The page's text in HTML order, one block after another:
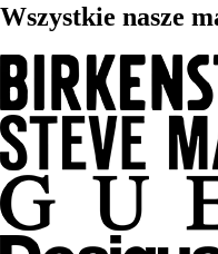
Wszystkie nasze